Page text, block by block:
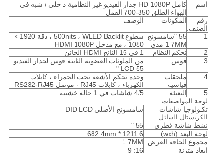
اسم
كامل HD 1080P جدار الفيديو غير النظامية داخلي / شبه في
الهواء الطلق 350-700 القمل
رقم
الصنف.
المكونات الوصف
1
55 "سامسونج
1.7MM مدي
سطوع 500nits ، WLED Backlit ، دقة 1920 ×
1080 ، مع مدخل HDMI 1080P
2
تحكم النظام
1 في 16 الناتج HDMI الخائن
3
قوس
من الملوثات العضوية الثابتة قوس لجدار الفيديو
LCD 55 "
4
ملحقات
قياسيه
وحدة تحكم الأشعة تحت الحمراء ، كابلات
الكهرباء ، كابلات RJ45 ، موصل RS232-RJ45
5
التعبئة
4/5 شاشات في 1 حالة خشبية
لوحة المواصفات
تكنولوجيا شاشات
الكريستال السائل
سامسونج الأصلي DID LCD
نشط شاشة قطري
55 "
لوحة البعد (wxh)
1211.6 * 682.4mm
مجموع الحافة العرض
1.7MM
ابعاد متزنة
16: 9